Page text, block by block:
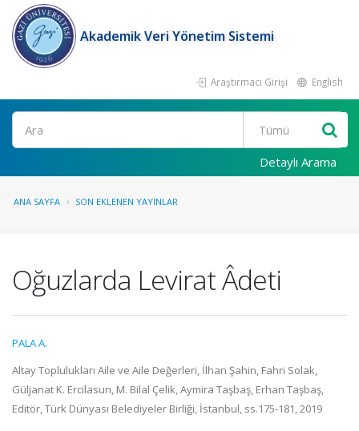
Akademik Veri Yönetim Sistemi
Araştırmacı Girişi English
Ara
Detaylı Arama
ANA SAYFA SON EKLENEN YAYINLAR
Oğuzlarda Levirat Âdeti
PALA A.
Altay Toplulukları Aile ve Aile Değerleri, İlhan Şahin, Fahri Solak,
Güljanat K. Ercilasun, M. Bilal Çelik, Aymira Taşbaş, Erhan Taşbaş,
Editör, Türk Dünyası Belediyeler Birliği, İstanbul, ss.175-181, 2019